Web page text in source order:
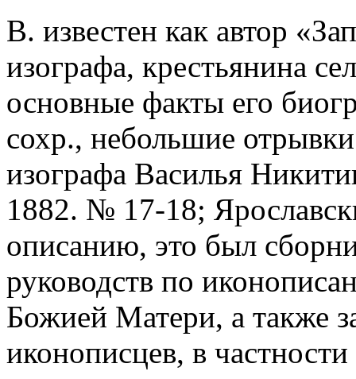
В. известен как автор
изографа, крестьянина
основные факты его
сохр., небольшие
изографа Василья
1882. № 17-18;
описанию, это был
руководств по
Божией Матери, а также
иконописцев, в